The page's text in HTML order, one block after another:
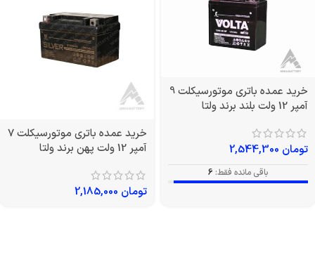
خرید عمده باتری موتورسیکلت 9
آمپر 12 ولت بلند برند ولتا
تومان
باقی مانده فقط: 6
خرید عمده باتری موتورسیکلت 7
آمپر 12 ولت پهن برند ولتا
تومان